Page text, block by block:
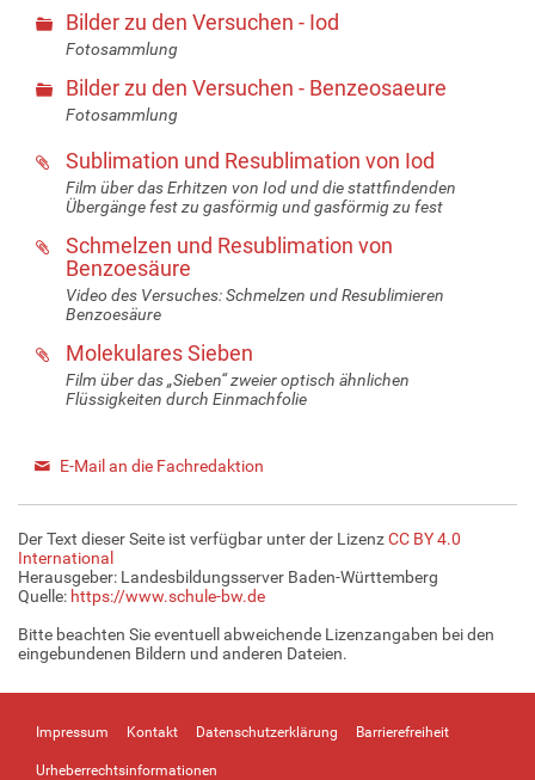
Bilder zu den Versuchen - Iod
Fotosammlung
Bilder zu den Versuchen - Benzeosaeure
Fotosammlung
Sublimation und Resublimation von Iod
Film über das Erhitzen von Iod und die stattfindenden
Übergänge fest zu gasförmig und gasförmig zu fest
Schmelzen und Resublimation von
Benzoesäure
Video des Versuches: Schmelzen und Resublimieren
Benzoesäure
Molekulares Sieben
Film über das „Sieben“ zweier optisch ähnlichen
Flüssigkeiten durch Einmachfolie
E-Mail an die Fachredaktion
Der Text dieser Seite ist verfügbar unter der LizenzCC BY 4.0
International
Herausgeber: Landesbildungsserver Baden-Württemberg
Quelle: https://www.schule-bw.de
Bitte beachten Sie eventuell abweichende Lizenzangaben bei den
eingebundenen Bildern und anderen Dateien.
Impressum Kontakt Datenschutzerklärung Barrierefreiheit
Urheberrechtsinformationen